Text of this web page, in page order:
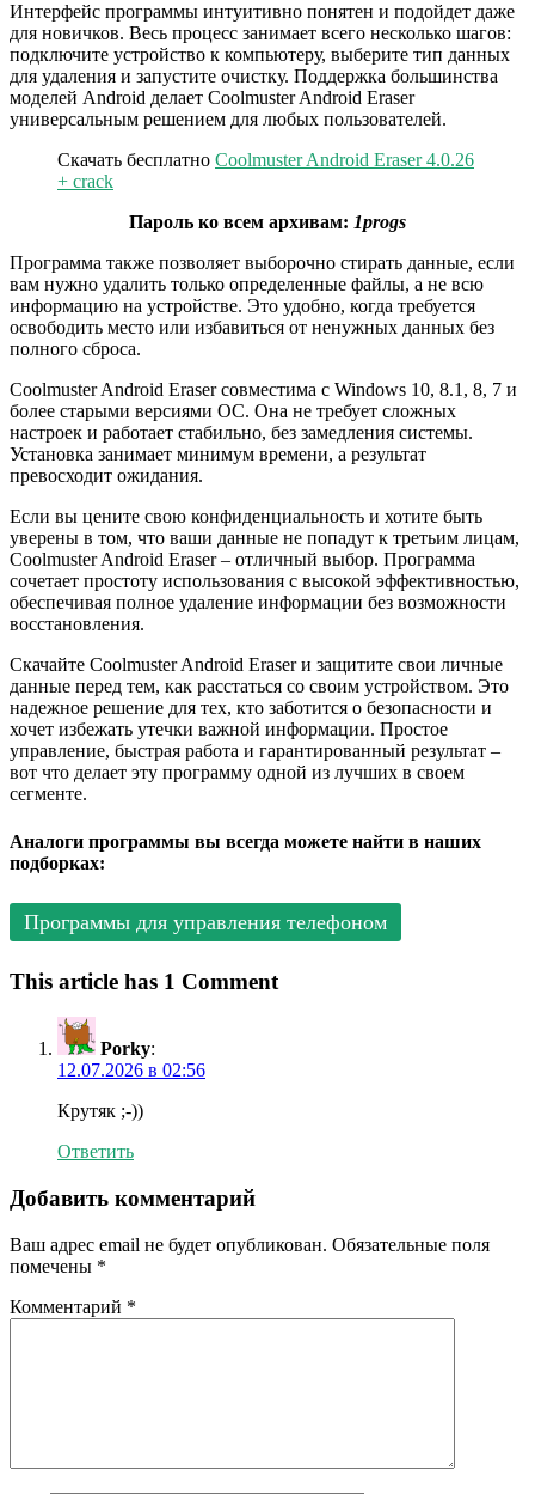
Интерфейс программы интуитивно понятен и подойдет даже
для новичков. Весь процесс занимает всего несколько шагов:
подключите устройство к компьютеру, выберите тип данных
для удаления и запустите очистку. Поддержка большинства
моделей Android делает Coolmuster Android Eraser
универсальным решением для любых пользователей.
Скачать бесплатно Coolmuster Android Eraser 4.0.26
+ crack
Пароль ко всем архивам: 1progs
Программа также позволяет выборочно стирать данные, если
вам нужно удалить только определенные файлы, а не всю
информацию на устройстве. Это удобно, когда требуется
освободить место или избавиться от ненужных данных без
полного сброса.
Coolmuster Android Eraser совместима с Windows 10, 8.1, 8, 7 и
более старыми версиями ОС. Она не требует сложных
настроек и работает стабильно, без замедления системы.
Установка занимает минимум времени, а результат
превосходит ожидания.
Если вы цените свою конфиденциальность и хотите быть
уверены в том, что ваши данные не попадут к третьим лицам,
Coolmuster Android Eraser – отличный выбор. Программа
сочетает простоту использования с высокой эффективностью,
обеспечивая полное удаление информации без возможности
восстановления.
Скачайте Coolmuster Android Eraser и защитите свои личные
данные перед тем, как расстаться со своим устройством. Это
надежное решение для тех, кто заботится о безопасности и
хочет избежать утечки важной информации. Простое
управление, быстрая работа и гарантированный результат –
вот что делает эту программу одной из лучших в своем
сегменте.
Аналоги программы вы всегда можете найти в наших
подборках:
Программы для управления телефоном
This article has 1 Comment
Porky:
12.07.2026 в 02:56
Крутяк ;-))
Ответить
Добавить комментарий
Ваш адрес email не будет опубликован. Обязательные поля
помечены *
Комментарий *